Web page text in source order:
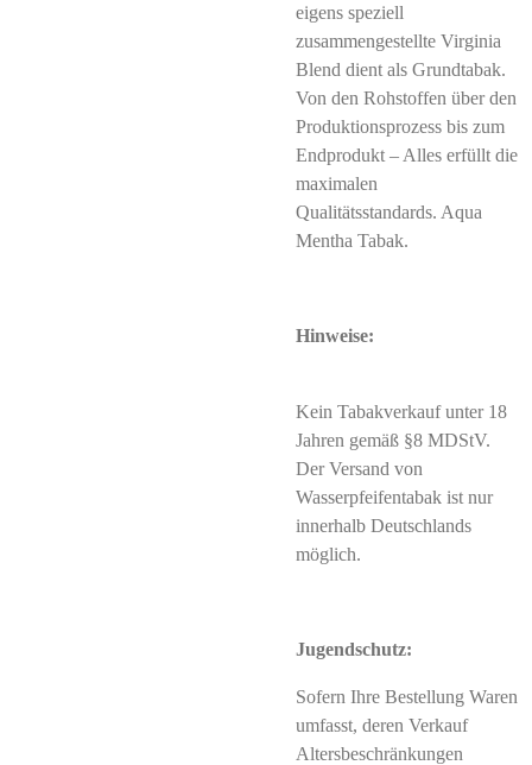
eigens speziell
zusammengestellte Virginia
Blend dient als Grundtabak.
Von den Rohstoffen über den
Produktionsprozess bis zum
Endprodukt – Alles erfüllt die
maximalen
Qualitätsstandards. Aqua
Mentha Tabak.
Hinweise:
Kein Tabakverkauf unter 18
Jahren gemäß §8 MDStV.
Der Versand von
Wasserpfeifentabak ist nur
innerhalb Deutschlands
möglich.
Jugendschutz:
Sofern Ihre Bestellung Waren
umfasst, deren Verkauf
Altersbeschränkungen